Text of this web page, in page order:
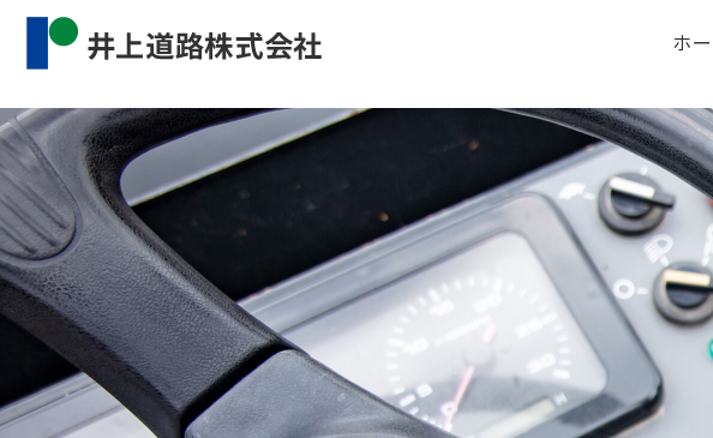
ホ
Warning: Undefined property: WP_Error::$cat_name in
/home/
content/themes/inourdoro_theme_2024/single.phpon line14